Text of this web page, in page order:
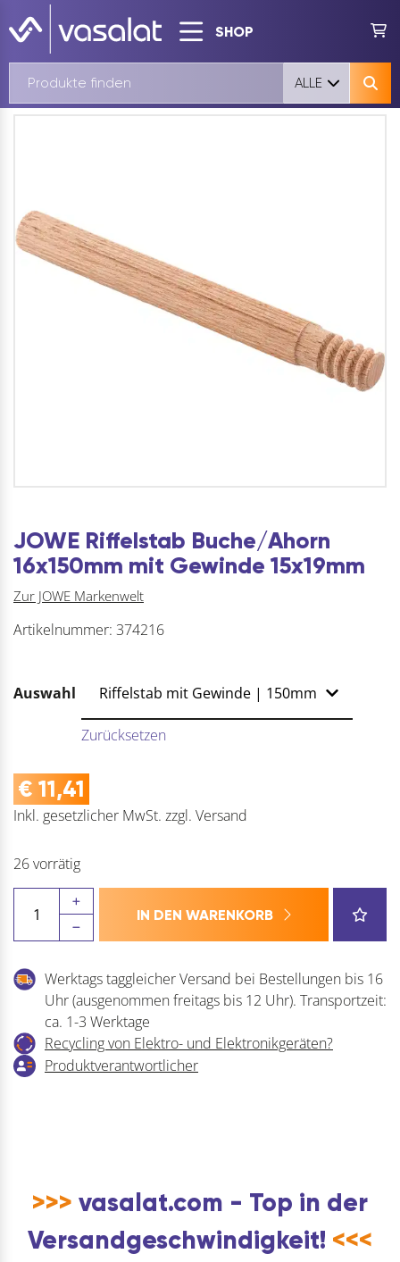
SHOP
ALLE
JOWE Riffelstab Buche/Ahorn
16x150mm mit Gewinde 15x19mm
Zur JOWE Markenwelt
Artikelnummer: 374216
Auswahl
Zurücksetzen
€ 11,41
Inkl. gesetzlicher MwSt. zzgl. Versand
26 vorrätig
Holz-
Gewindeschraube
IN DEN WARENKORB
Werktags taggleicher Versand bei Bestellungen bis 16
Uhr (ausgenommen freitags bis 12 Uhr). Transportzeit:
ca. 1-3 Werktage
Recycling von Elektro- und Elektronikgeräten?
Produktverantwortlicher
>>> vasalat.com - Top in der
Versandgeschwindigkeit! <<<